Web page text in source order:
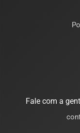
Fale com a